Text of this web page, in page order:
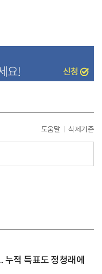
도움말 삭제기준
적 득표도 정청래에